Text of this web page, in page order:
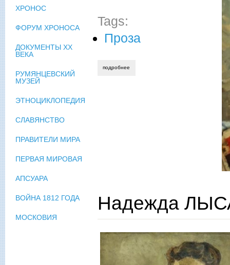
Tags:
Проза
подробнее
Надежда
ХРОНОС
ФОРУМ ХРОНОСА
ДОКУМЕНТЫ XX
ВЕКА
РУМЯНЦЕВСКИЙ
МУЗЕЙ
ЭТНОЦИКЛОПЕДИЯ
СЛАВЯНСТВО
ПРАВИТЕЛИ МИРА
ПЕРВАЯ МИРОВАЯ
АПСУАРА
ВОЙНА 1812 ГОДА
МОСКОВИЯ